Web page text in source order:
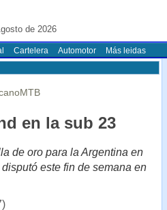
de 2026
Cartelera Automotor Más leidas
en la sub 23
de oro para la Argentina en
este fin de semana en